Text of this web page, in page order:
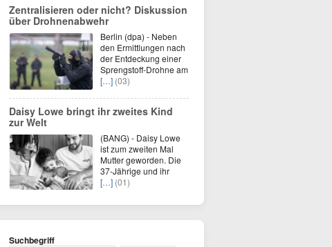
Zentralisieren oder nicht? Diskussion
über Drohnenabwehr
Berlin (dpa) - Neben
den Ermittlungen nach
der Entdeckung einer
Sprengstoff-Drohne am
[…] (03)
Daisy Lowe bringt ihr zweites Kind
zur Welt
(BANG) - Daisy Lowe
ist zum zweiten Mal
Mutter geworden. Die
37-Jährige und ihr
[…] (01)
Suchbegriff